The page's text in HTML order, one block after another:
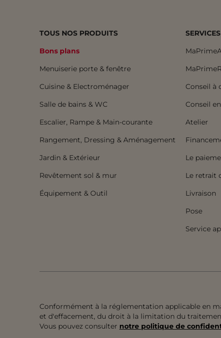
TOUS NOS PRODUITS
Bons plans
Menuiserie porte & fenêtre
Cuisine & Electroménager
Salle de bains & WC
Escalier, Rampe & Main-courante
Rangement, Dressing & Aménagement
Jardin & Extérieur
Revêtement sol & mur
Équipement & Outil
Conseil à
Conseil
Atelier
Le
Le retrait
Livraison
Pose
Service
Conformément à la réglementation applicable en
et d'effacement, du droit à la limitation du
Vous pouvez consulter notre politique de